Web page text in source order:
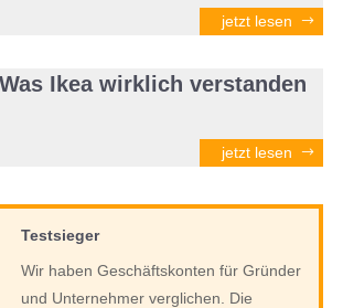
jetzt lesen
Ikea wirklich verstanden
jetzt lesen
Testsieger
Wir haben Geschäftskonten für Gründer
und Unternehmer verglichen. Die